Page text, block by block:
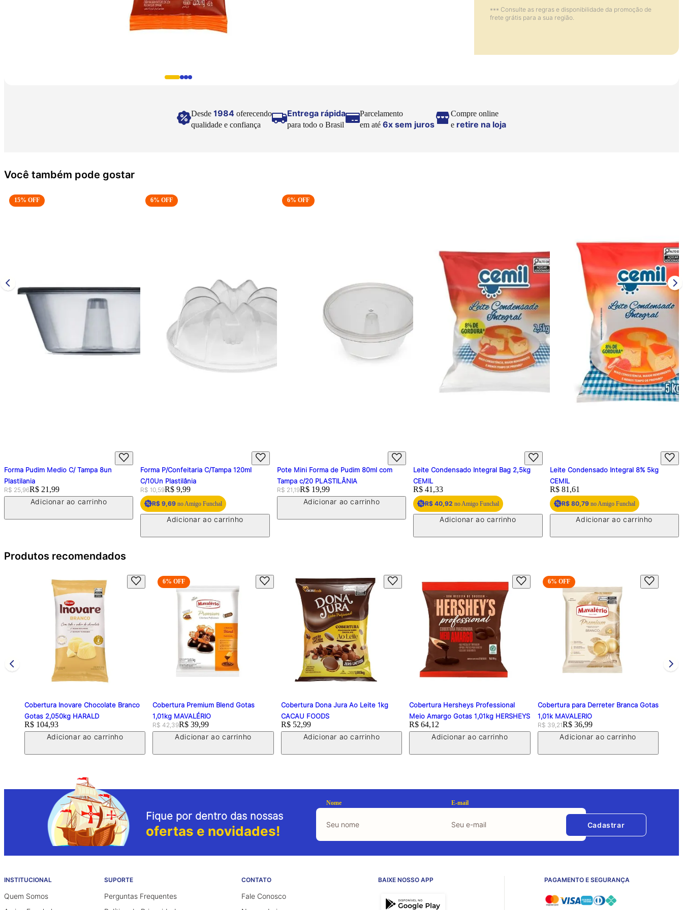
*** Consulte as regras e disponibilidade da promoção de
frete grátis para a sua região.
Desde 1984 oferecendo
qualidade e confiança
Entrega rápida
para todo o Brasil
Parcelamento
em até 6x sem juros
Compre online
e retire na loja
Você também pode gostar
15% OFF
Forma Pudim Medio C/ Tampa 8un
Plastilania
Original price:
R$ 25,96Price:
R$ 21,99
Adicionar ao carrinho
6% OFF
Forma P/Confeitaria C/Tampa 120ml
C/10Un Plastilânia
Original price:
R$ 10,59Price:
R$ 9,99
R$ 9,69 no Amigo Funchal
Adicionar ao carrinho
6% OFF
Pote Mini Forma de Pudim 80ml com
Tampa c/20 PLASTILÂNIA
Original price:
R$ 21,19Price:
R$ 19,99
Adicionar ao carrinho
Leite Condensado Integral Bag 2,5kg
CEMIL
Price:
R$ 41,33
R$ 40,92 no Amigo Funchal
Adicionar ao carrinho
Leite Condensado Integral 8% 5kg
CEMIL
Price:
R$ 81,61
R$ 80,79no Amigo Funchal
Adicionar ao carrinho
Produtos recomendados
Cobertura Inovare Chocolate Branco
Gotas 2,050kg HARALD
Price:
R$ 104,93
Adicionar ao carrinho
6% OFF
Cobertura Premium Blend Gotas
1,01kg MAVALÉRIO
Original price:
R$ 42,39Price:
R$ 39,99
Adicionar ao carrinho
Cobertura Dona Jura Ao Leite 1kg
CACAU FOODS
Price:
R$ 52,99
Adicionar ao carrinho
Cobertura Hersheys Professional
Meio Amargo Gotas 1,01kg HERSHEYS
Price:
R$ 64,12
Adicionar ao carrinho
6% OFF
Cobertura para Derreter Branca Gotas
1,01k MAVALERIO
Original price:
R$ 39,21Price:
R$ 36,99
Adicionar ao carrinho
Fique por dentro das nossas
ofertas e novidades!
Nome E-mail
Cadastrar
INSTITUCIONAL
Quem Somos
SUPORTE
Perguntas Frequentes
CONTATO
Fale Conosco
BAIXE NOSSO APP PAGAMENTO E SEGURANÇA